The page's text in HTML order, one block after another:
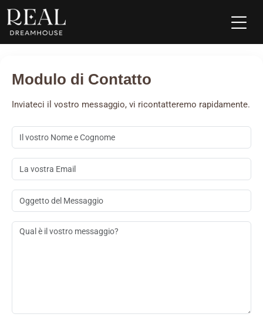
Modulo di Contatto
Inviateci il vostro messaggio, vi ricontatteremo rapidamente.